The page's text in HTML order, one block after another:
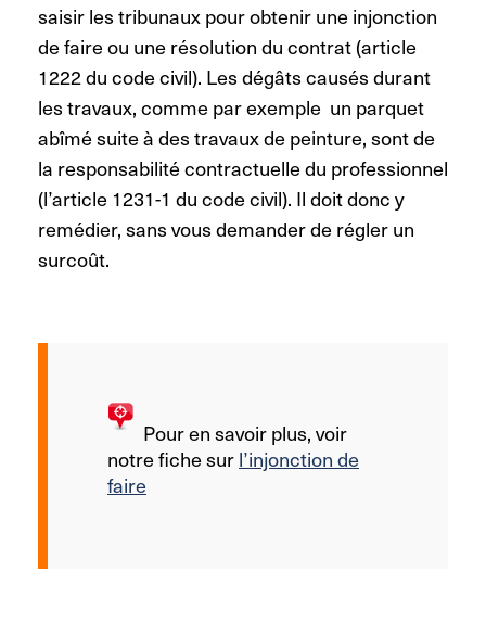
saisir les tribunaux pour obtenir une injonction
de faire ou une résolution du contrat (article
1222 du code civil). Les dégâts causés durant
les travaux, comme par exemple un parquet
abîmé suite à des travaux de peinture, sont de
la responsabilité contractuelle du professionnel
(l’article 1231-1 du code civil). Il doit donc y
remédier, sans vous demander de régler un
surcoût.
Pour en savoir plus, voir
notre fiche sur l’injonction de
faire